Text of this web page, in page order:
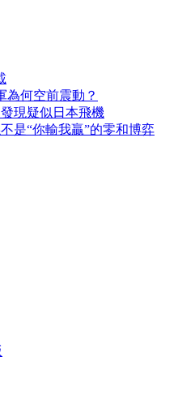
為何空前震動？
現疑似日本飛機
是“你輸我贏”的零和博弈